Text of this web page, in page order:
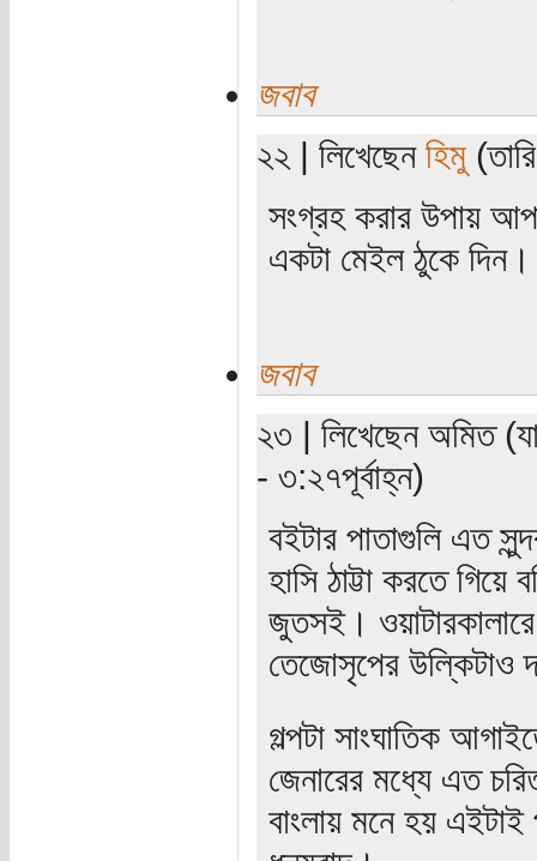
জবাব
২২ | লিখেছেন হিমু
সংগ্রহ করার উপায়
একটা মেইল ঠুকে দিন।
জবাব
২৩ | লিখেছেন অমিত
- ৩:২৭পূর্বাহ্ন)
বইটার পাতাগুলি এত
হাসি ঠাট্টা করতে
জুতসই।
তেজোসৃপের উল্কিটাও
গল্পটা সাংঘাতিক
জেনারের মধ্যে এত
বাংলায় মনে হয়